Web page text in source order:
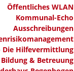
Öffentliches WLAN
Kommunal-Echo
Ausschreibungen
Die Hilfevermittlung
Bildung & Betreuung